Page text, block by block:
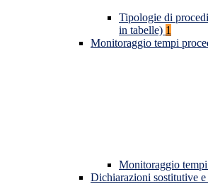
Tipologie di
in tabelle) 1
Monitoraggio tempi
Monitoraggio
Dichiarazioni sostitutive